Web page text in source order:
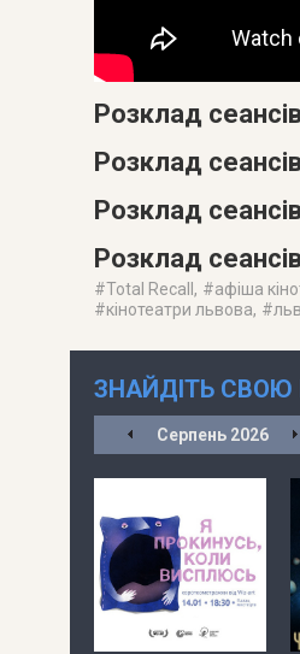
Розклад
Розклад
Розклад
Розклад
#Total Recall , #афіша
#кінотеатри львова, #
ЗНАЙДІТЬ СВОЮ
Серпень 2026